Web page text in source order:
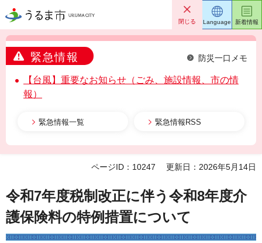
うるま市 閉じる
緊急情報 防災一口メモ
【台風】重要なお知らせ（ごみ、施設情報、市の情
報）
緊急情報一覧 緊急情報RSS
Language 新着情報
ページID：10247 更新日：2026年5月14日
令和7年度税制改正に伴う令和8年度介
護保険料の特例措置について